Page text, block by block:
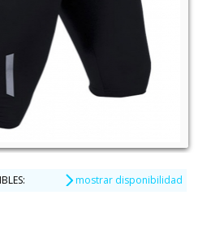
mostrar disponibilidad